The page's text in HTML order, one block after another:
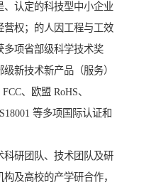
认定的科技型中小企业
权；的人因工程与工效
多项省部级科学技术奖
新技术新产品（服务）
、欧盟 RoHS、
等多项国际认证和
研团队、技术团队及研
及高校的产学研合作，